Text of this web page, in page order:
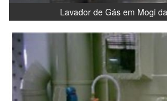
Lavador de Gás em Mogi